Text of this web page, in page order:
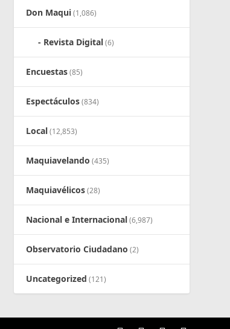
Don Maqui(1,086)
Revista Digital(6)
Encuestas(85)
Espectáculos(834)
Local(12,853)
Maquiavelando (435)
Maquiavélicos(28)
Nacional e Internacional(6,987)
Observatorio Ciudadano (2)
Uncategorized (121)